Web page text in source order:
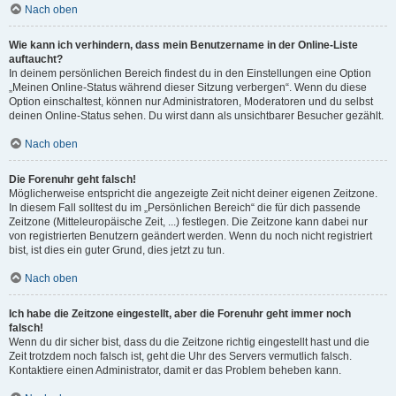
Nach oben
Wie kann ich verhindern, dass mein Benutzername in der Online-Liste
auftaucht?
In deinem persönlichen Bereich findest du in den Einstellungen eine Option
„Meinen Online-Status während dieser Sitzung verbergen“. Wenn du diese
Option einschaltest, können nur Administratoren, Moderatoren und du selbst
deinen Online-Status sehen. Du wirst dann als unsichtbarer Besucher gezählt.
Nach oben
Die Forenuhr geht falsch!
Möglicherweise entspricht die angezeigte Zeit nicht deiner eigenen Zeitzone.
In diesem Fall solltest du im „Persönlichen Bereich“ die für dich passende
Zeitzone (Mitteleuropäische Zeit, ...) festlegen. Die Zeitzone kann dabei nur
von registrierten Benutzern geändert werden. Wenn du noch nicht registriert
bist, ist dies ein guter Grund, dies jetzt zu tun.
Nach oben
Ich habe die Zeitzone eingestellt, aber die Forenuhr geht immer noch
falsch!
Wenn du dir sicher bist, dass du die Zeitzone richtig eingestellt hast und die
Zeit trotzdem noch falsch ist, geht die Uhr des Servers vermutlich falsch.
Kontaktiere einen Administrator, damit er das Problem beheben kann.